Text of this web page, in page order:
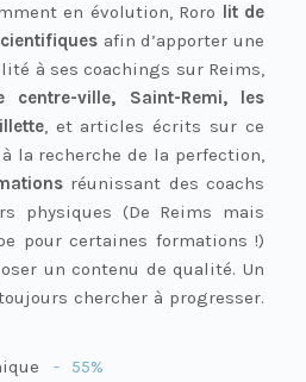
en évolution, Roro lit de
afin d’apporter une
à ses coachings sur Reims,
centre-ville, Saint-Remi, les
, et articles écrits sur ce
la recherche de la perfection,
réunissant des coachs
physiques (De Reims mais
pour certaines formations !)
un contenu de qualité. Un
chercher à progresser.
55%